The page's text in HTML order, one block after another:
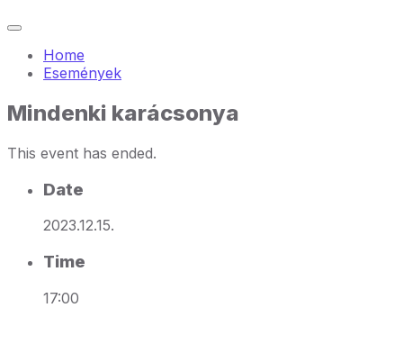
Home
Események
Mindenki karácsonya
This event has ended.
Date
2023.12.15.
Time
17:00